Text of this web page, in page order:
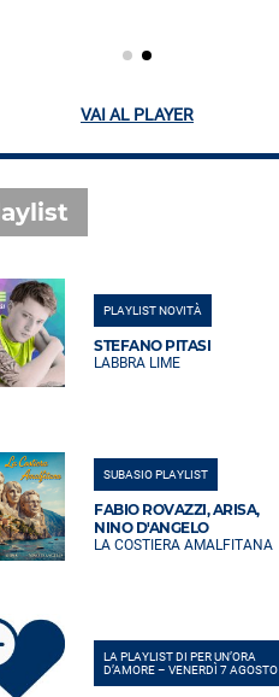
VAI AL PLAYER
PLAYLIST NOVITÀ
STEFANO PITASI
LABBRA LIME
SUBASIO PLAYLIST
FABIO ROVAZZI, ARISA,
NINO D'ANGELO
LA COSTIERA AMALFITANA
LA PLAYLIST DI PER UN’ORA
D’AMORE – VENERDÌ 7 AGOSTO